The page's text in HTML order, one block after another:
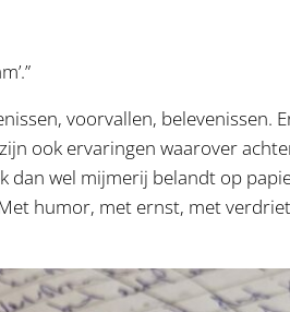
voorvallen, belevenissen.
ook ervaringen waarover
dan wel mijmerij belandt op
humor, met ernst, met